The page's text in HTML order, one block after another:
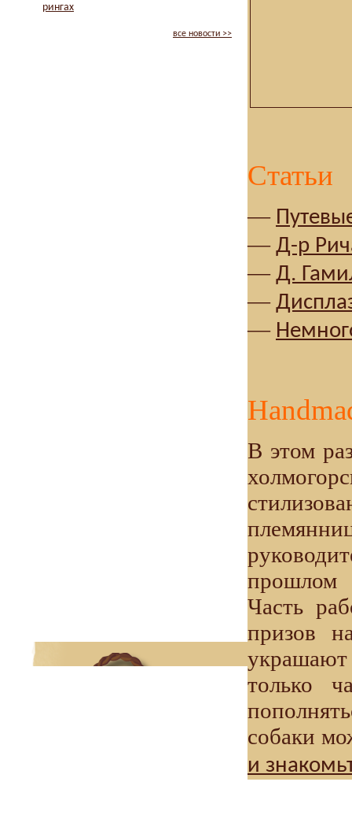
рингах
все новости >>
Статьи
—
— Д-р
— Д.
—
—
В этом
прошлом
Часть
призов
украшают
только
собаки
и